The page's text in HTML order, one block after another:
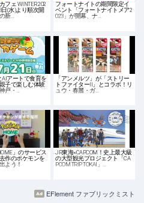
フェ WINTER 202
日(水)より順次開
新…
フォートナイトの期間限定イ
ベント「フォートナイトメア2
023」が開幕、ナ…
AIアートで食育を
子で楽しむ体験
戸・…
「アンメルツ」が「ストリー
トファイターII」とコラボ！リ
ュウ・春麗・ガ…
」のサービス
作のポケモンを
よう！
JR東海×CAPCOM！史上最大級
の大型観光プロジェクト「CA
PCOM TRIP TOKAI」…
EFlement ファブリックミスト